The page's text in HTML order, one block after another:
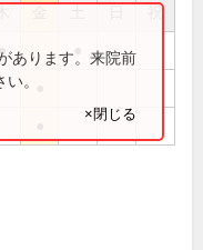
祝
● あります。来院前
。
×閉じる